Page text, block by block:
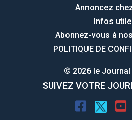
Annoncez
Infos
Abonnez-vous à
POLITIQUE DE
© 2026 le Journal
SUIVEZ VOTRE